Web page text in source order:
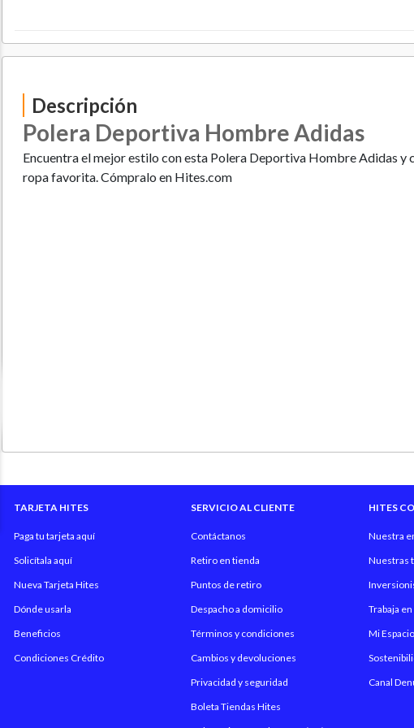
Descripción
Polera Deportiva Hombre Adidas
Encuentra el mejor estilo con esta Polera Deportiva Hombre Adidas y
ropa favorita. Cómpralo en Hites.com
TARJETA HITES
Paga tu tarjeta aquí
Solicítala aquí
Nueva Tarjeta Hites
Dónde usarla
Beneficios
Condiciones Crédito
SERVICIO AL CLIENTE
Contáctanos
Retiro en tienda
Puntos de retiro
Despacho a domicilio
Términos y condiciones
Cambios y devoluciones
Privacidad y seguridad
Boleta Tiendas Hites
HITES
Nuestra
Nuestras
Trabaja
Mi
Canal